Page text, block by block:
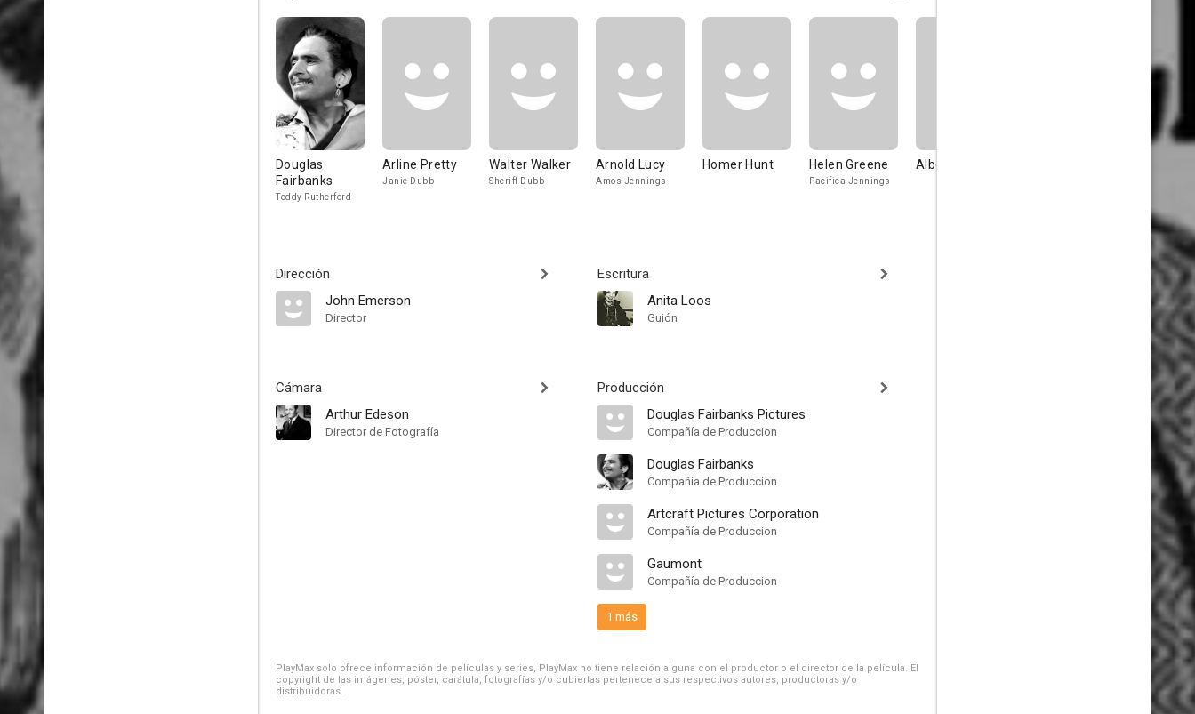
Douglas
Fairbanks
Teddy Rutherford
Arline Pretty
Janie Dubb
Walter Walker
Sheriff Dubb
Arnold Lucy
Amos Jennings
Homer Hunt Helen Greene
Pacifica Jennings
Albert Parker
Dirección
John Emerson
Director
Cámara
Arthur Edeson
Director de Fotografía
Escritura
Anita Loos
Guión
Producción
Douglas Fairbanks Pictures
Compañía de Produccion
Douglas Fairbanks
Compañía de Produccion
Artcraft Pictures Corporation
Compañía de Produccion
Gaumont
Compañía de Produccion
1 más
PlayMax solo ofrece información de películas y series, PlayMax no tiene relación alguna con el productor o el director de la película. El
copyright de las imágenes, póster, carátula, fotografías y/o cubiertas pertenece a sus respectivos autores, productoras y/o
distribuidoras.